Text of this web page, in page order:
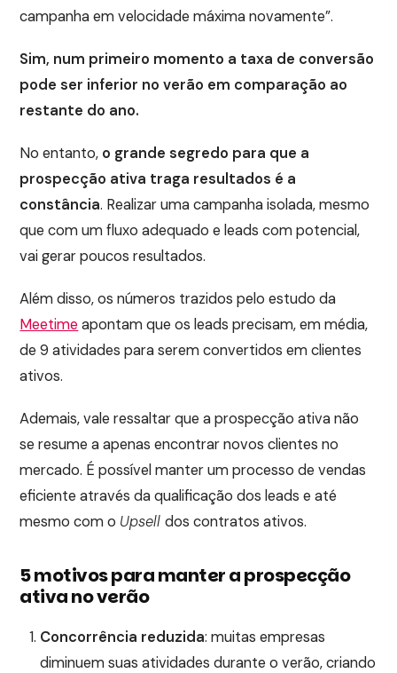
campanha em velocidade máxima novamente”.
Sim, num primeiro momento a taxa de conversão
pode ser inferior no verão em comparação ao
restante do ano.
No entanto, o grande segredo para que a
prospecção ativa traga resultados é a
constância. Realizar uma campanha isolada, mesmo
que com um fluxo adequado e leads com potencial,
vai gerar poucos resultados.
Além disso, os números trazidos pelo estudo da
Meetimeapontam que os leads precisam, em média,
de 9 atividades para serem convertidos em clientes
ativos.
Ademais, vale ressaltar que a prospecção ativa não
se resume a apenas encontrar novos clientes no
mercado. É possível manter um processo de vendas
eficiente através da qualificação dos leads e até
mesmo com o Upselldos contratos ativos.
5 motivos para manter a prospecção
ativa no verão
Concorrência reduzida: muitas empresas
diminuem suas atividades durante o verão, criando